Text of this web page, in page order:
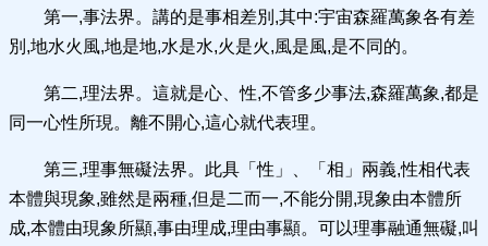
第一,事法界。講的是事相差別,其中:宇宙森羅萬象各有差
別,地水火風,地是地,水是水,火是火,風是風,是不同的。
第二,理法界。這就是心、性,不管多少事法,森羅萬象,都是
同一心性所現。離不開心,這心就代表理。
第三,理事無礙法界。此具「性」、「相」兩義,性相代表
本體與現象,雖然是兩種,但是二而一,不能分開,現象由本體所
成,本體由現象所顯,事由理成,理由事顯。可以理事融通無礙,叫